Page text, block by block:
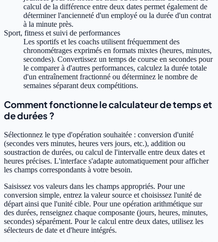
calcul de la différence entre deux dates permet également de
déterminer l'ancienneté d'un employé ou la durée d'un contrat
à la minute près.
Sport, fitness et suivi de performances
Les sportifs et les coachs utilisent fréquemment des
chronométrages exprimés en formats mixtes (heures, minutes,
secondes). Convertissez un temps de course en secondes pour
le comparer à d'autres performances, calculez la durée totale
d'un entraînement fractionné ou déterminez le nombre de
semaines séparant deux compétitions.
Comment fonctionne le calculateur de temps et
de durées ?
Sélectionnez le type d'opération souhaitée : conversion d'unité
(secondes vers minutes, heures vers jours, etc.), addition ou
soustraction de durées, ou calcul de l'intervalle entre deux dates et
heures précises. L'interface s'adapte automatiquement pour afficher
les champs correspondants à votre besoin.
Saisissez vos valeurs dans les champs appropriés. Pour une
conversion simple, entrez la valeur source et choisissez l'unité de
départ ainsi que l'unité cible. Pour une opération arithmétique sur
des durées, renseignez chaque composante (jours, heures, minutes,
secondes) séparément. Pour le calcul entre deux dates, utilisez les
sélecteurs de date et d'heure intégrés.